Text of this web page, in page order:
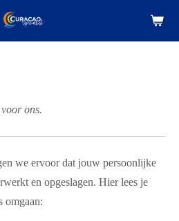
ons.
we ervoor dat jouw persoonlijke
en opgeslagen. Hier lees je
omgaan: